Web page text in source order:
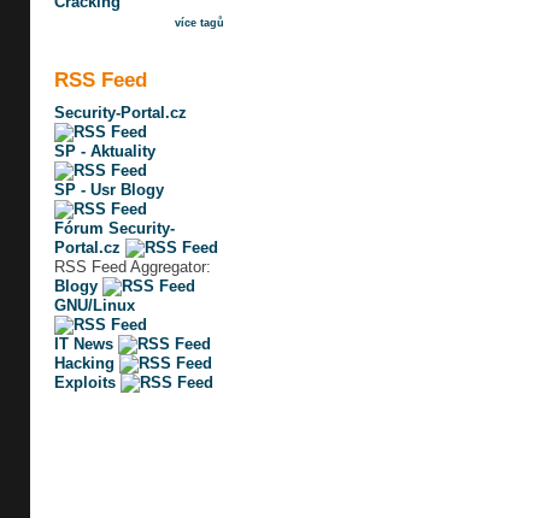
více tagů
RSS Feed
Security-Portal.cz
SP - Aktuality
SP - Usr Blogy
Fórum Security-
Portal.cz
RSS Feed Aggregator:
Blogy
GNU/Linux
IT News
Hacking
Exploits